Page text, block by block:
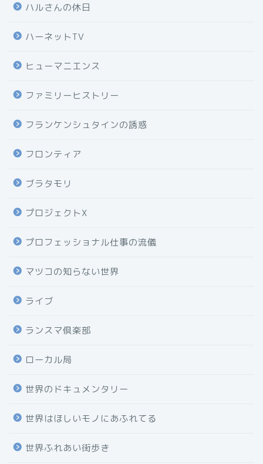
ハルさんの休日
ハーネットTV
ヒューマニエンス
ファミリーヒストリー
フランケンシュタインの誘惑
フロンティア
ブラタモリ
プロジェクトX
プロフェッショナル仕事の流儀
マツコの知らない世界
ライブ
ランスマ倶楽部
ローカル局
世界のドキュメンタリー
世界はほしいモノにあふれてる
世界ふれあい街歩き